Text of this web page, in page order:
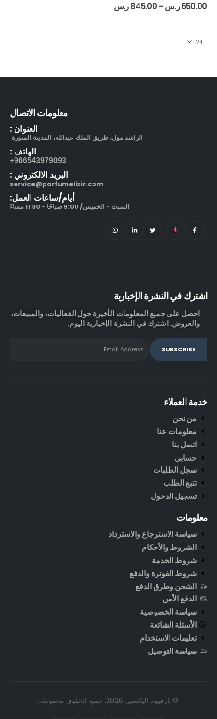
650.00ر.س–
845.00ر.س
مرطب مويستر سردج مع حماية من الشمس SPF 25
–
معلومات الاتصال
العنوان :
الراشد مول، طريق الملك عبدالله، المدينة المنورة
الهاتف :
966543979093+
البريد الالكتروني :
service@parfumelixir.com
أيام/ساعات العمل:
السبت - الخميس/ 9:00 صباحًا - 11:30 مساءً
اشترك في النشرة الإخبارية
احصل على جميع المعلومات الأخيرة حول الفعاليات، والمبيعات،
والعروض. اشترك في النشرة الإخبارية اليوم.
خدمة العملاء
من نحن
معلومات عنا
اتصل بنا
حسابي
سجل الطلبات
تتبع الطلب
تسجيل الدخول
معلومات
سياسة الاسترجاع والاسترداد
الشروط والأحكام
شروط الخدمة
شروط الفوترة والدفع
الشحن وطرق الدفع
الدفع الأمن
سياسة الخصوصية
الأسئلة الشائعة
تعليمات الاستخدام
سياسة التوصيل
© بارفيوم اليكسير. 2026. جميع الحقوق محفوظة.